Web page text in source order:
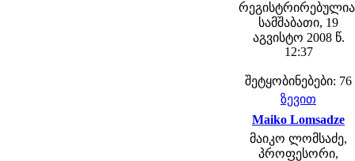
სამშაბათი, 19
აგვისტო 2008 წ.
12:37
შეტყობინებები: 76
ზევით
Maiko Lomsadze
მაიკო ლომსაძე,
პროფესორი,